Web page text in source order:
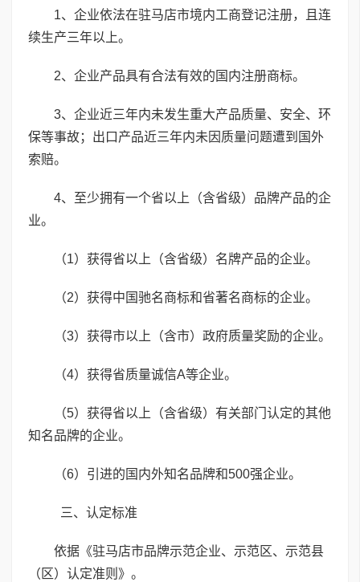
1、企业依法在驻马店市境内工商登记注册，且连
续生产三年以上。
2、企业产品具有合法有效的国内注册商标。
3、企业近三年内未发生重大产品质量、安全、环
保等事故；出口产品近三年内未因质量问题遭到国外
索赔。
4、至少拥有一个省以上（含省级）品牌产品的企
业。
（1）获得省以上（含省级）名牌产品的企业。
（2）获得中国驰名商标和省著名商标的企业。
（3）获得市以上（含市）政府质量奖励的企业。
（4）获得省质量诚信A等企业。
（5）获得省以上（含省级）有关部门认定的其他
知名品牌的企业。
（6）引进的国内外知名品牌和500强企业。
三、认定标准
依据《驻马店市品牌示范企业、示范区、示范县
（区）认定准则》。